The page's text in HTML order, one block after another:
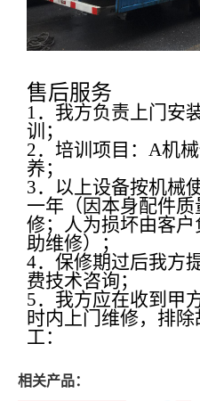
售后服务
1 ．我方负责上门安
训；
2．培训项目： A机
养；
3．以上设备按机械
一年（因本身配件
修；人为损坏由客
助维修）；
4．保修期过后我方
费技术咨询；
5．我方应在收到甲
时内上门维修，排
工：
相关产品：